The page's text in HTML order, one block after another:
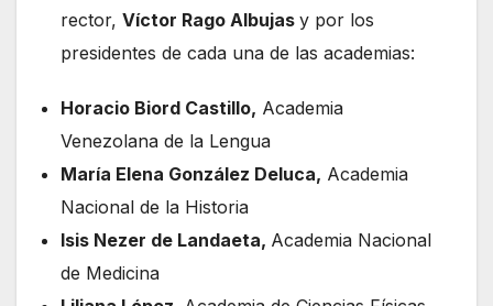
rector, Víctor Rago Albujas y por los
presidentes de cada una de las academias:
Horacio Biord Castillo, Academia
Venezolana de la Lengua
María Elena González Deluca, Academia
Nacional de la Historia
Isis Nezer de Landaeta, Academia Nacional
de Medicina